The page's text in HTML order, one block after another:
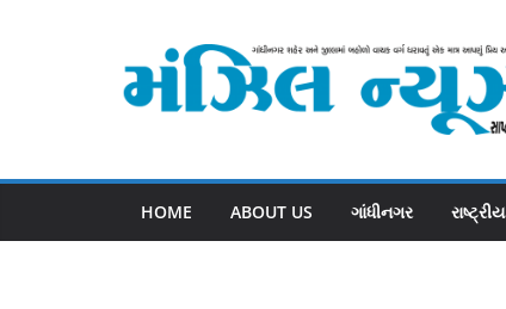
HOME ABOUT US ગાંધીનગર રાષ્ટ્રીય